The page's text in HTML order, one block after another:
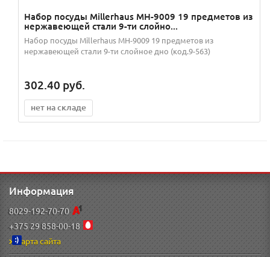
Набор посуды Millerhaus MH-9009 19 предметов из
нержавеющей стали 9-ти слойно...
Набор посуды Millerhaus MH-9009 19 предметов из
нержавеющей стали 9-ти слойное дно (код.9-563)
302.40 руб.
нет на складе
Информация
8029-192-70-70
+375 29 858-00-18
Карта сайта